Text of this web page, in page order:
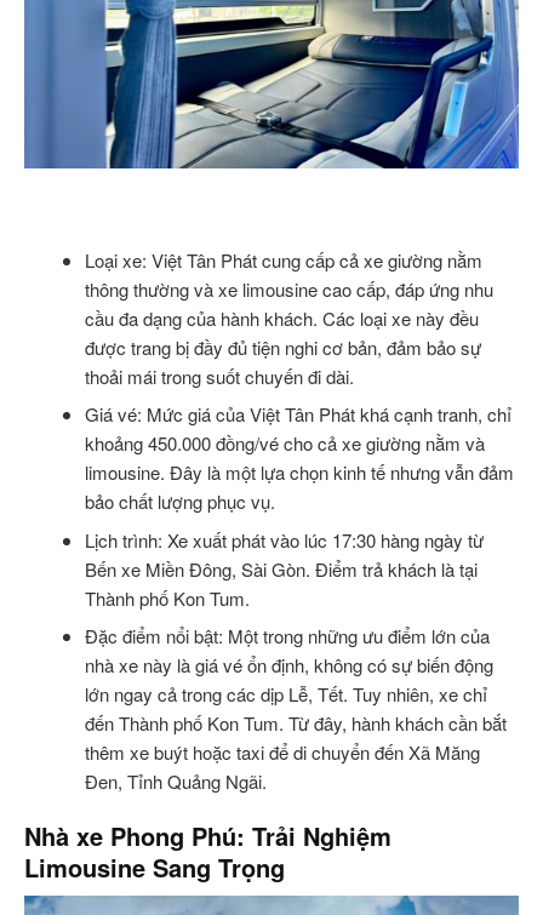
Loại xe: Việt Tân Phát cung cấp cả xe giường nằm
thông thường và xe limousine cao cấp, đáp ứng nhu
cầu đa dạng của hành khách. Các loại xe này đều
được trang bị đầy đủ tiện nghi cơ bản, đảm bảo sự
thoải mái trong suốt chuyến đi dài.
Giá vé: Mức giá của Việt Tân Phát khá cạnh tranh, chỉ
khoảng 450.000 đồng/vé cho cả xe giường nằm và
limousine. Đây là một lựa chọn kinh tế nhưng vẫn đảm
bảo chất lượng phục vụ.
Lịch trình: Xe xuất phát vào lúc 17:30 hàng ngày từ
Bến xe Miền Đông, Sài Gòn. Điểm trả khách là tại
Thành phố Kon Tum.
Đặc điểm nổi bật: Một trong những ưu điểm lớn của
nhà xe này là giá vé ổn định, không có sự biến động
lớn ngay cả trong các dịp Lễ, Tết. Tuy nhiên, xe chỉ
đến Thành phố Kon Tum. Từ đây, hành khách cần bắt
thêm xe buýt hoặc taxi để di chuyển đến Xã Măng
Đen, Tỉnh Quảng Ngãi.
Nhà xe Phong Phú: Trải Nghiệm
Limousine Sang Trọng